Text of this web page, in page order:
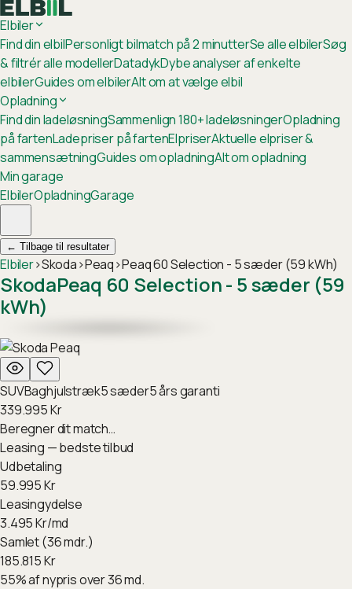
Elbiler
Find din elbilPersonligt bilmatch på 2 minutterSe alle elbilerSøg
& filtrér alle modellerDatadykDybe analyser af enkelte
elbilerGuides om elbilerAlt om at vælge elbil
Opladning
Find din ladeløsningSammenlign 180+ ladeløsningerOpladning
på fartenLadepriser på fartenElpriserAktuelle elpriser &
sammensætningGuides om opladningAlt om opladning
Min garage
ElbilerOpladningGarage
← Tilbage til resultater
Elbiler›Skoda›Peaq›Peaq 60 Selection - 5 sæder (59 kWh)
SkodaPeaq 60 Selection - 5 sæder (59
kWh)
SUVBaghjulstræk5sæder5års garanti
339.995Kr
Beregner dit match…
Leasing — bedste tilbud
Udbetaling
59.995Kr
Leasingydelse
3.495Kr/md
Samlet (36 mdr.)
185.815Kr
55%af nypris over 36 md.